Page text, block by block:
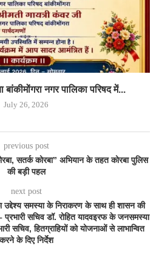
बांकीमोंगरा नगर पालिका परिषद में...
July 26, 2026
previous post
सतर्क कोरबा” अभियान के तहत कोरबा पुलिस
की बड़ी पहल
next post
उद्देश्य समस्या के निराकरण के साथ ही शासन की
प्रभारी सचिव डॉ. रोहित यादवइरफ के जनसमस्या
सचिव, हितग्राहियों को योजनाओं से लाभान्वित
के दिए निर्देश